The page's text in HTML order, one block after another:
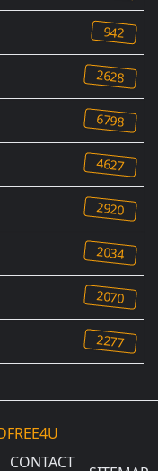
942
2628
6798
4627
2920
2034
2070
2277
CONTACT